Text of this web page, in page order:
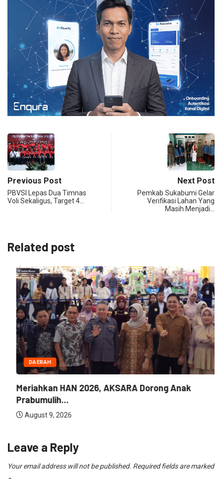
Previous Post
PBVSI Lepas Dua Timnas
Voli Sekaligus, Target 4…
Next Post
Pemkab Sukabumi Gelar
Verifikasi Lahan Yang
Masih Menjadi…
Related post
DAERAH
Meriahkan HAN 2026, AKSARA Dorong Anak
Prabumulih...
August 9, 2026
Leave a Reply
Your email address will not be published. Required fields are marked